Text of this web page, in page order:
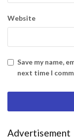
Website
Save my name,
next time I
Advertisement